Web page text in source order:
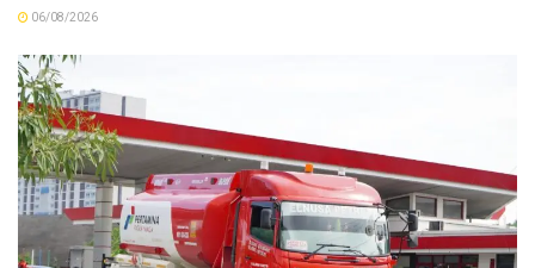
06/08/2026